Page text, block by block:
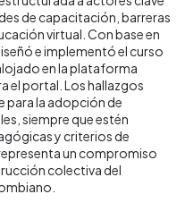
de capacitación, barreras
virtual. Con base en
e implementó el curso
en la plataforma
portal. Los hallazgos
para la adopción de
siempre que estén
y criterios de
un compromiso
colectiva del